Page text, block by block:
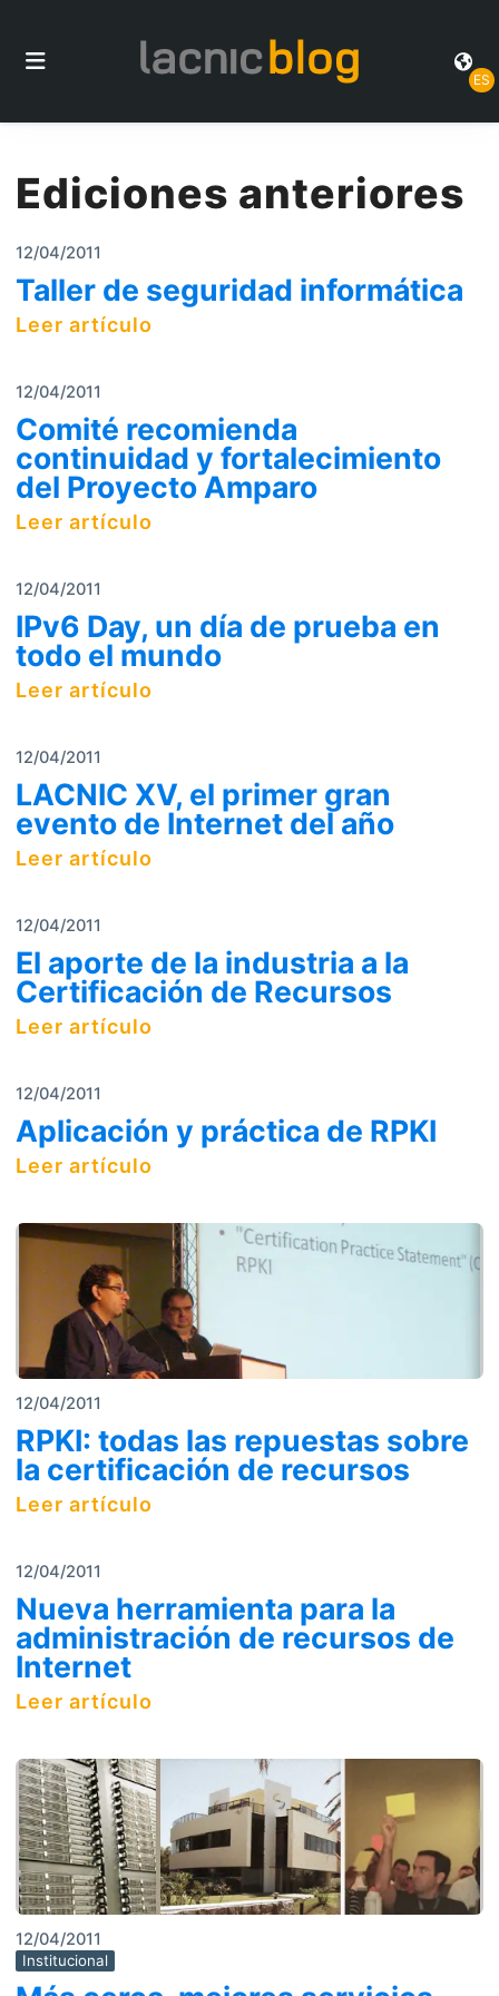
ES
Ediciones anteriores
12/04/2011
Taller de seguridad informática
Leer artículo
12/04/2011
Comité recomienda
continuidad y fortalecimiento
del Proyecto Amparo
Leer artículo
12/04/2011
IPv6 Day, un día de prueba en
todo el mundo
Leer artículo
12/04/2011
LACNIC XV, el primer gran
evento de Internet del año
Leer artículo
12/04/2011
El aporte de la industria a la
Certificación de Recursos
Leer artículo
12/04/2011
Aplicación y práctica de RPKI
Leer artículo
12/04/2011
RPKI: todas las repuestas sobre
la certificación de recursos
Leer artículo
12/04/2011
Nueva herramienta para la
administración de recursos de
Internet
Leer artículo
12/04/2011
Institucional